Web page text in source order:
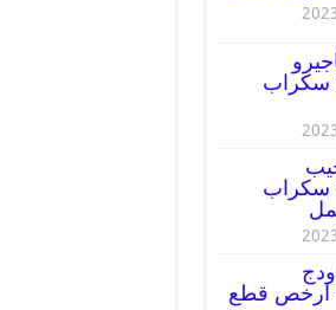
55818355 سكراب
55818355 سكراب
55818355 ارخص قطع